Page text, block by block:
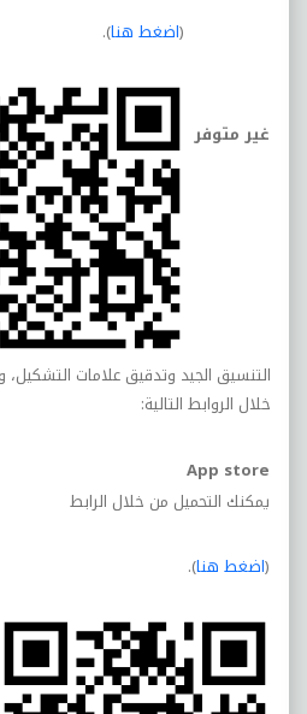
غير متوفر
(اضغط هنا).
التنسيق الجيد وتدقيق علامات
خلال الروابط التالية:
App store
يمكنك التحميل من خلال الرابط
(اضغط هنا).